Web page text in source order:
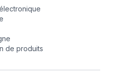
de produits